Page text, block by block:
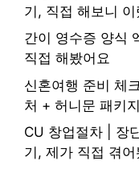
기, 직접 해보니 이
간이 영수증 양식
직접 해봤어요
신혼여행 준비 체
처 + 허니문 패키
CU 창업절차 | 장
기, 제가 직접 겪어